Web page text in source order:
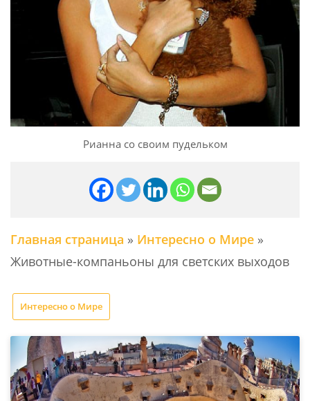
Рианна со своим пудельком
Главная страница » Интересно о Мире »
Животные-компаньоны для светских выходов
Интересно о Мире